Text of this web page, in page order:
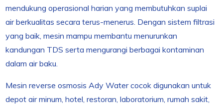
mendukung operasional harian yang membutuhkan suplai
air berkualitas secara terus-menerus. Dengan sistem filtrasi
yang baik, mesin mampu membantu menurunkan
kandungan TDS serta mengurangi berbagai kontaminan
dalam air baku.
Mesin reverse osmosis Ady Water cocok digunakan untuk
depot air minum, hotel, restoran, laboratorium, rumah sakit,